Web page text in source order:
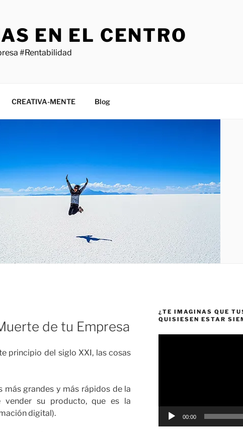
EN EL CENTRO
#Rentabilidad
CREATIVA-MENTE Blog
de tu Empresa
principio del siglo XXI, las cosas
grandes y más rápidos de la
vender su producto, que es la
digital).
¿TE IMAGINAS QUE
QUISIESEN ESTAR
00:00